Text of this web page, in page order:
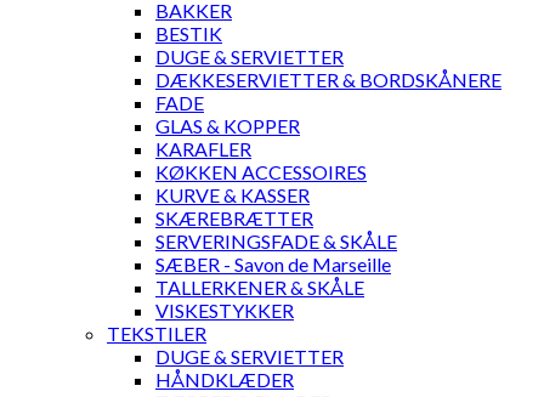
BAKKER
BESTIK
DUGE & SERVIETTER
DÆKKESERVIETTER & BORDSKÅNERE
FADE
GLAS & KOPPER
KARAFLER
KØKKEN ACCESSOIRES
KURVE & KASSER
SKÆREBRÆTTER
SERVERINGSFADE & SKÅLE
SÆBER - Savon de Marseille
TALLERKENER & SKÅLE
VISKESTYKKER
TEKSTILER
DUGE & SERVIETTER
HÅNDKLÆDER